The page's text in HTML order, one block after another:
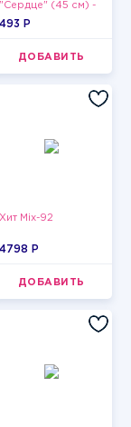
"Сердце" (45 см) -
2
493 P
ДОБАВИТЬ
Хит Mix-92
4798 P
ДОБАВИТЬ